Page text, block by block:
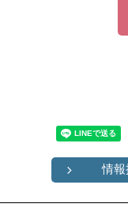
情報